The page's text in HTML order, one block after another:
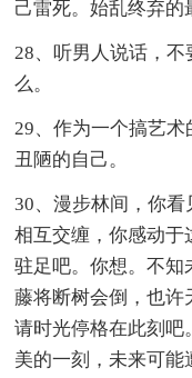
己雷死。始乱终弃的
28、听男人说话，
么。
29、作为一个搞艺
丑陋的自己。
30、漫步林间，你
相互交缠，你感动于
驻足吧。你想。不知
藤将断树会倒，也许
请时光停格在此刻吧
美的一刻，未来可